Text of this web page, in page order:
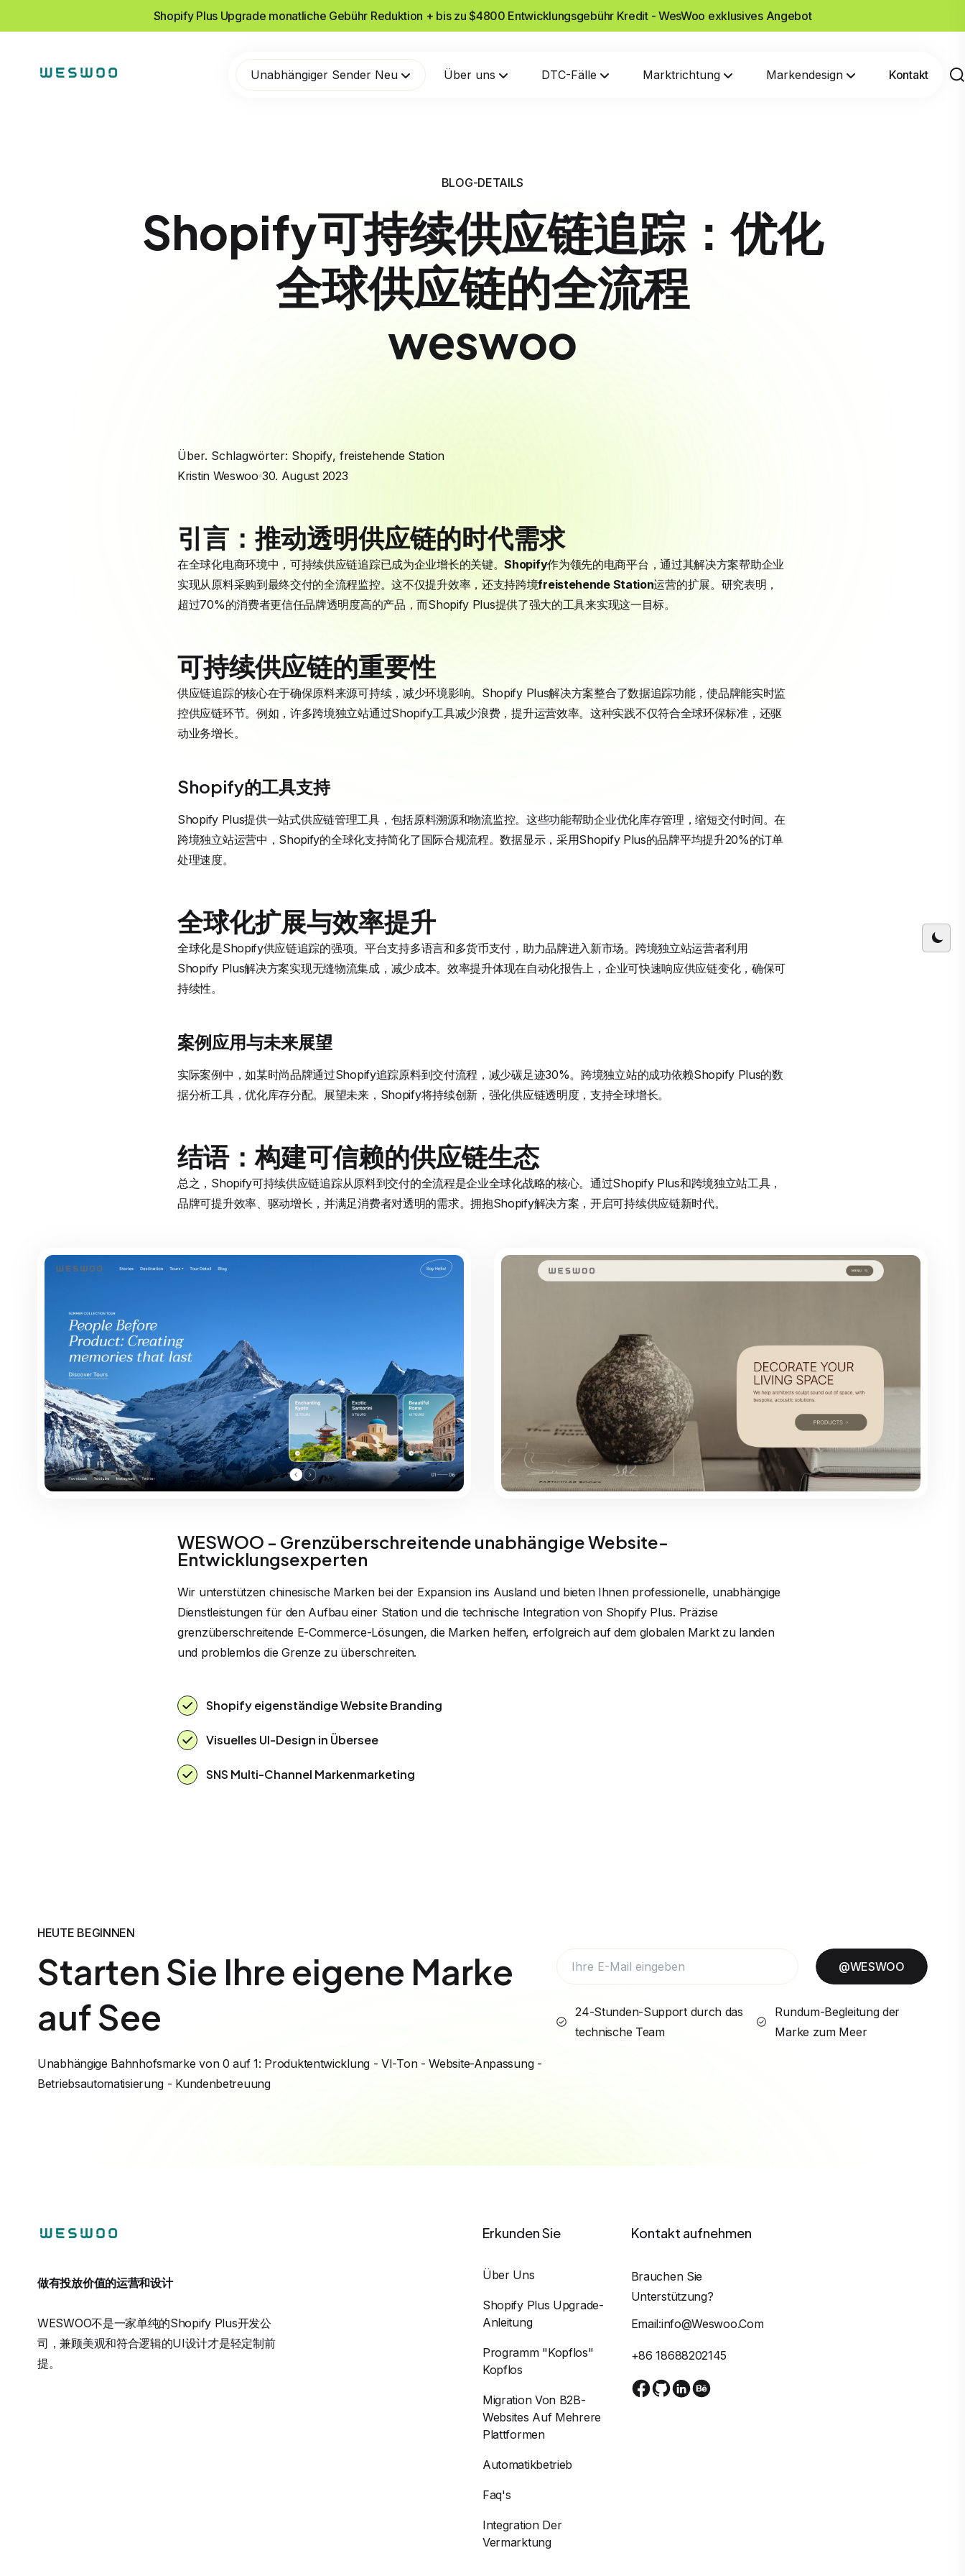
Shopify Plus Upgrade monatliche Gebühr Reduktion + bis zu $4800 Entwicklungsgebühr Kredit - WesWoo exklusives Angebot
Unabhängiger Sender Neu Über uns DTC-Fälle Marktrichtung Markendesign Kontakt
BLOG-DETAILS
Shopify可持续供应链追踪：优化
全球供应链的全流程
weswoo
Über. Schlagwörter: Shopify, freistehende Station
Kristin Weswoo 30. August 2023
引言：推动透明供应链的时代需求
在全球化电商环境中，可持续供应链追踪已成为企业增长的关键。Shopify作为领先的电商平台，通过其解决方案帮助企业
实现从原料采购到最终交付的全流程监控。这不仅提升效率，还支持跨境freistehende Station运营的扩展。研究表明，
超过70%的消费者更信任品牌透明度高的产品，而Shopify Plus提供了强大的工具来实现这一目标。
可持续供应链的重要性
供应链追踪的核心在于确保原料来源可持续，减少环境影响。Shopify Plus解决方案整合了数据追踪功能，使品牌能实时监
控供应链环节。例如，许多跨境独立站通过Shopify工具减少浪费，提升运营效率。这种实践不仅符合全球环保标准，还驱
动业务增长。
Shopify的工具支持
Shopify Plus提供一站式供应链管理工具，包括原料溯源和物流监控。这些功能帮助企业优化库存管理，缩短交付时间。在
跨境独立站运营中，Shopify的全球化支持简化了国际合规流程。数据显示，采用Shopify Plus的品牌平均提升20%的订单
处理速度。
全球化扩展与效率提升
全球化是Shopify供应链追踪的强项。平台支持多语言和多货币支付，助力品牌进入新市场。跨境独立站运营者利用
Shopify Plus解决方案实现无缝物流集成，减少成本。效率提升体现在自动化报告上，企业可快速响应供应链变化，确保可
持续性。
案例应用与未来展望
实际案例中，如某时尚品牌通过Shopify追踪原料到交付流程，减少碳足迹30%。跨境独立站的成功依赖Shopify Plus的数
据分析工具，优化库存分配。展望未来，Shopify将持续创新，强化供应链透明度，支持全球增长。
结语：构建可信赖的供应链生态
总之，Shopify可持续供应链追踪从原料到交付的全流程是企业全球化战略的核心。通过Shopify Plus和跨境独立站工具，
品牌可提升效率、驱动增长，并满足消费者对透明的需求。拥抱Shopify解决方案，开启可持续供应链新时代。
WESWOO - Grenzüberschreitende unabhängige Website-
Entwicklungsexperten
Wir unterstützen chinesische Marken bei der Expansion ins Ausland und bieten Ihnen professionelle, unabhängige
Dienstleistungen für den Aufbau einer Station und die technische Integration von Shopify Plus. Präzise
grenzüberschreitende E-Commerce-Lösungen, die Marken helfen, erfolgreich auf dem globalen Markt zu landen
und problemlos die Grenze zu überschreiten.
Shopify eigenständige Website Branding
Visuelles UI-Design in Übersee
SNS Multi-Channel Markenmarketing
HEUTE BEGINNEN
Starten Sie Ihre eigene Marke
auf See
Unabhängige Bahnhofsmarke von 0 auf 1: Produktentwicklung - VI-Ton - Website-Anpassung -
Betriebsautomatisierung - Kundenbetreuung
@WESWOO
24-Stunden-Support durch das
technische Team
Rundum-Begleitung der
Marke zum Meer
做有投放价值的运营和设计
WESWOO不是一家单纯的Shopify Plus开发公
司，兼顾美观和符合逻辑的UI设计才是轻定制前
提。
Erkunden Sie
Über Uns
Shopify Plus Upgrade-
Anleitung
Programm "Kopflos"
Kopflos
Migration Von B2B-
Websites Auf Mehrere
Plattformen
Automatikbetrieb
Faq's
Integration Der
Vermarktung
Kontakt aufnehmen
Brauchen Sie
Unterstützung?
Email:info@weswoo.com
+86 18688202145